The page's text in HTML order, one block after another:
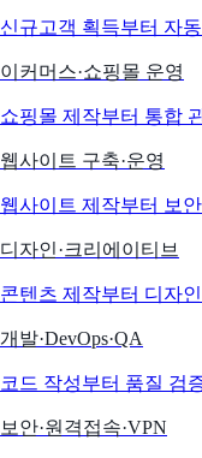
신규고객 획득부터 자동
이커머스·쇼핑몰 운영
쇼핑몰 제작부터 통합
웹사이트 구축·운영
웹사이트 제작부터 보안
디자인·크리에이티브
콘텐츠 제작부터 디자
개발·DevOps·QA
코드 작성부터 품질 검
보안·원격접속·VPN